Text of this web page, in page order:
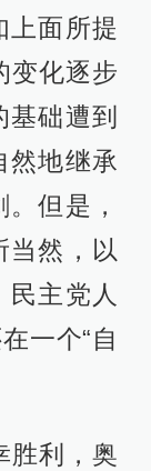
上面所提
变化逐步
础遭到
然地继承
但是，
当然，以
主党人
一个“自
胜利，奥